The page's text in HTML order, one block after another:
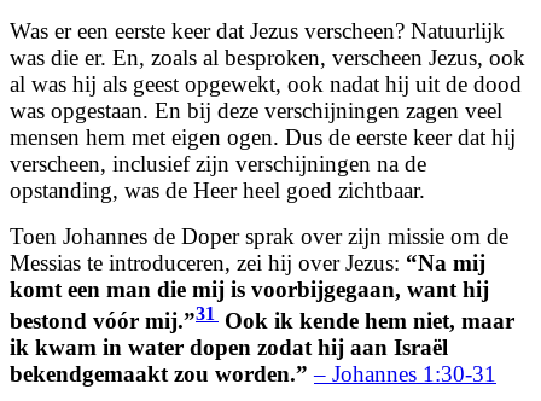
Was er een eerste keer dat Jezus verscheen? Natuurlijk
was die er. En, zoals al besproken, verscheen Jezus, ook
al was hij als geest opgewekt, ook nadat hij uit de dood
was opgestaan. En bij deze verschijningen zagen veel
mensen hem met eigen ogen. Dus de eerste keer dat hij
verscheen, inclusief zijn verschijningen na de
opstanding, was de Heer heel goed zichtbaar.
Toen Johannes de Doper sprak over zijn missie om de
Messias te introduceren, zei hij over Jezus: “Na mij
komt een man die mij is voorbijgegaan, want hij
bestond vóór mij.”31
Ook ik kende hem niet, maar
ik kwam in water dopen zodat hij aan Israël
bekendgemaakt zou worden.”– Johannes 1:30-31